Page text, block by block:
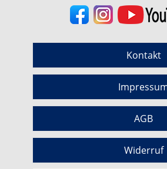
Kontakt
AGB
Widerruf